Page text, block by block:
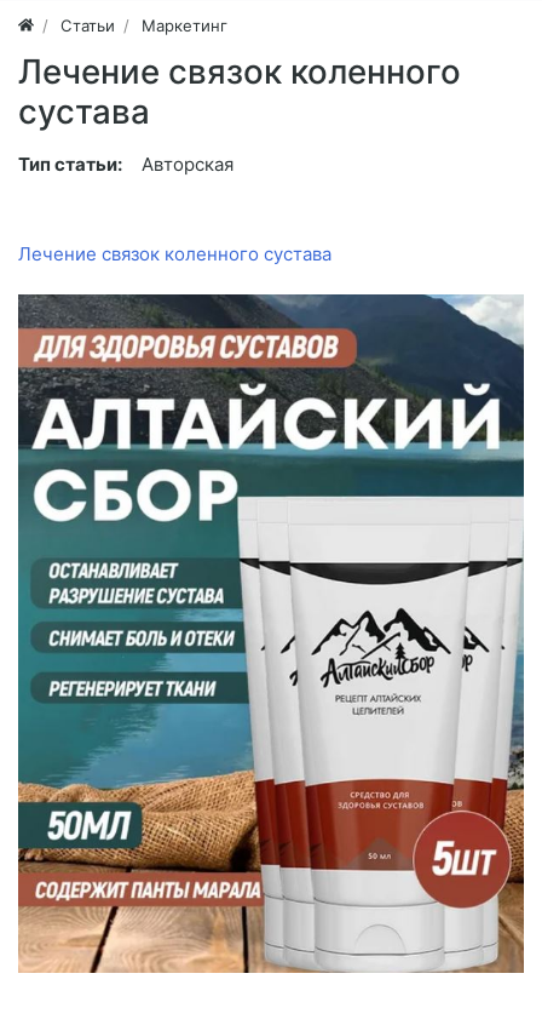
Статьи Маркетинг
Лечение связок коленного
сустава
Тип статьи: Авторская
Лечение связок коленного сустава